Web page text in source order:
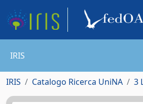
IRIS
IRIS Catalogo Ricerca UniNA 3